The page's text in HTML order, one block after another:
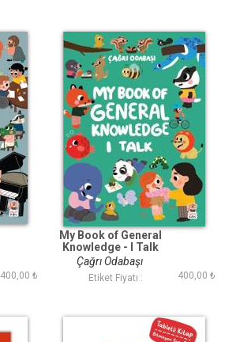
400,00 ₺
My Book of General
Knowledge - I Talk
Çağrı Odabaşı
Etiket Fiyatı : 400,00 ₺